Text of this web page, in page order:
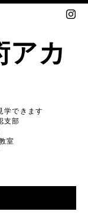
アカ
学できます
支部
室